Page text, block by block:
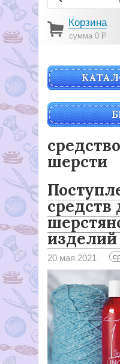
Корзина
сумма 0Р
шерсти
средств
изделий
20 мая 2021